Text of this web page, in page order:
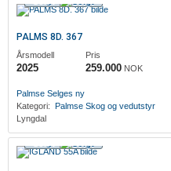
PALMS 8D. 367
Årsmodell
2025
Pris
259.000 NOK
Palmse Selges ny
Kategori: Palmse Skog og vedutstyr
Lyngdal